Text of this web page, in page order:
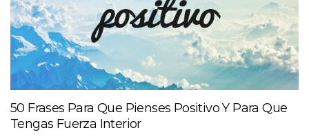
50 Frases Para Que Pienses Positivo Y Para Que
Tengas Fuerza Interior